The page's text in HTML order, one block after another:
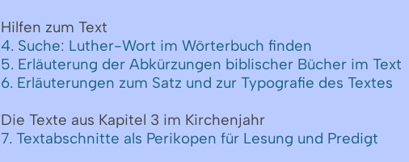
Hilfen zum Text
4. Suche: Luther-Wort im Wörterbuch finden
5. Erläuterung der Abkürzungen biblischer Bücher im Text
6. Erläuterungen zum Satz und zur Typografie des Textes
Die Texte aus Kapitel 3 im Kirchenjahr
7. Textabschnitte als Perikopen für Lesung und Predigt